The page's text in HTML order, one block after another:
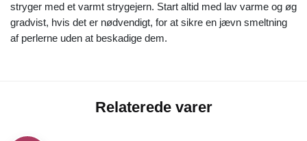
stryger med et varmt strygejern. Start altid med lav varme og øg
gradvist, hvis det er nødvendigt, for at sikre en jævn smeltning
af perlerne uden at beskadige dem.
Relaterede varer